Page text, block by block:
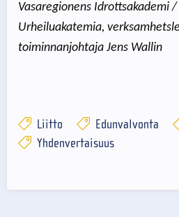
Vasaregionens Idrottsakademi /
Urheiluakatemia,
toiminnanjohtaja Jens Wallin
Liitto Edunvalvonta
Yhdenvertaisuus